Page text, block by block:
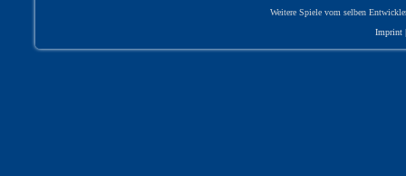
Weitere Spiele vom selben
Imprint